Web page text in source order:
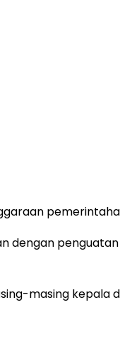
dengan
masing kepala